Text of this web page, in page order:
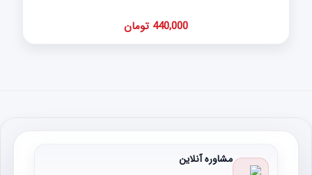
440,000 تومان
مشاوره آنلاین